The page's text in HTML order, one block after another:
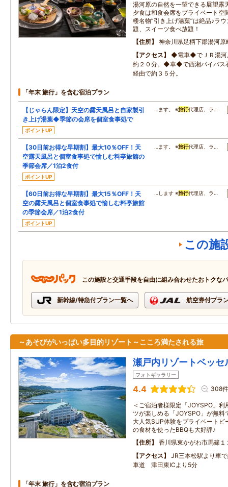
湯河原の自然を一望できる展望露
夕食は和食会席をプライベート空
楼名物”引き上げ湯葉”は絶品♪ラ
題、スイーツ食べ放題！
住所
神奈川県足柄下郡湯河原
アクセス
◆電車◆でＪＲ湯河
約２０分。◆車◆で西湘バイバス
経由で約３５分。
「年末 旅行」を含む宿泊プラン
【じゃらん限定】天空の露天風呂と自家製引
き上げ湯葉◆季節の会席を個室食事処で
ポイントUP
…ます。 ※旅行代理店、ラ…
【30日前お得な早期割】最大10％OFF！天
空露天風呂と個室食事処で愉しむ料亭旅館の
季節会席／1泊2食付
ポイントUP
…ます。 ※旅行代理店、ラ…
【60日前お得な早期割】最大15％OFF！天
空の露天風呂と個室食事処で愉しむ料亭旅館
の季節会席／1泊2食付
ポイントUP
…します ※旅行代理店、ラ…
この施
この施設と交通手段を自由に組み合わせたおトクな
新幹線/特急付プラン一覧へ 航空券付プラ
～あそびがいっぱい多目的リゾート～こころ満たされる旅
瀬戸内リゾートベッセ
フォトギャラリー
4.4 308件
＜ご宿泊者様限定「JOYSPO」
ツが楽しめる「JOYSPO」が無料
大人気SUP体験をプライベートビ
の食材を使ったBBQも大好評♪
住所
香川県東かがわ市馬篠１
アクセス
JR三本松駅より車
車道 津田東ICより5分
「年末 旅行」を含む宿泊プラン